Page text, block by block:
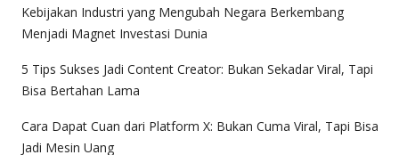
Kebijakan Industri yang Mengubah Negara Berkembang
Menjadi Magnet Investasi Dunia
5 Tips Sukses Jadi Content Creator: Bukan Sekadar Viral, Tapi
Bisa Bertahan Lama
Cara Dapat Cuan dari Platform X: Bukan Cuma Viral, Tapi Bisa
Jadi Mesin Uang